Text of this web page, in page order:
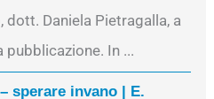
dott. Daniela Pietragalla, a
In ...
sperare invano | E.